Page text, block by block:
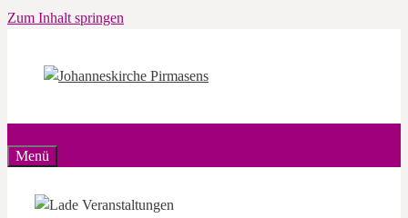
Zum Inhalt springen
Menü